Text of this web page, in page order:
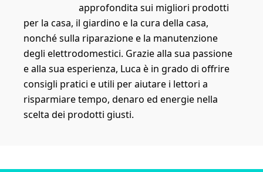
approfondita sui migliori prodotti
per la casa, il giardino e la cura della casa,
nonché sulla riparazione e la manutenzione
degli elettrodomestici. Grazie alla sua passione
e alla sua esperienza, Luca è in grado di offrire
consigli pratici e utili per aiutare i lettori a
risparmiare tempo, denaro ed energie nella
scelta dei prodotti giusti.